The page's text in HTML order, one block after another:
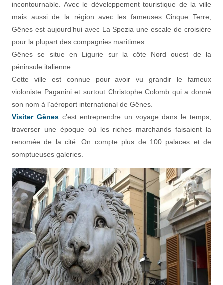
incontournable. Avec le développement touristique de la ville
mais aussi de la région avec les fameuses Cinque Terre,
Gênes est aujourd’hui avec La Spezia une escale de croisière
pour la plupart des compagnies maritimes.
Gênes se situe en Ligurie sur la côte Nord ouest de la
péninsule italienne.
Cette ville est connue pour avoir vu grandir le fameux
violoniste Paganini et surtout Christophe Colomb qui a donné
son nom à l’aéroport international de Gênes.
Visiter Gênesc’est entreprendre un voyage dans le temps,
traverser une époque où les riches marchands faisaient la
renomée de la cité. On compte plus de 100 palaces et de
somptueuses galeries.